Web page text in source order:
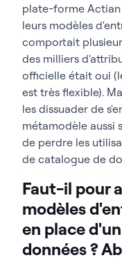
plate-forme Actian
leurs modèles
comportait
des milliers
officielle était oui
est très flexible).
les dissuader de
métamodèle aussi
de perdre les
de catalogue de
Faut-il pour
modèles
en place
données ?